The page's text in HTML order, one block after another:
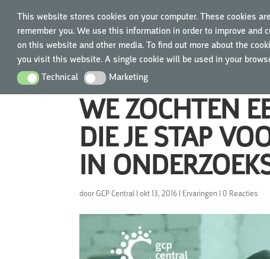
This website stores cookies on your computer. These cookies
remember you. We use this information in order to improve
on this website and other media. To find out more about the
you visit this website. A single cookie will be used in your
TechnicalTechnical MarketingMarketing
WE ZOCHTEN
DIE JE STAP
IN
doorGCP Central |okt 13, 2016 | Ervaringen |0 Reacties